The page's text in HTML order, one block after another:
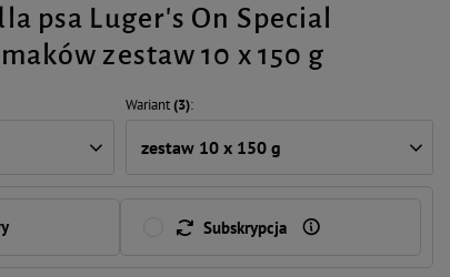
psa Luger's On Special
zestaw 10 x 150 g
Wariant(3)
zestaw 10 x 150 g
Subskrypcja